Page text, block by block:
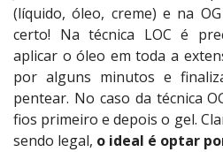
(líquido, óleo, creme) e na
certo! Na técnica LOC é
aplicar o óleo em toda a
por alguns minutos e
pentear. No caso da técnica
fios primeiro e depois o gel.
sendo legal, o ideal é optar